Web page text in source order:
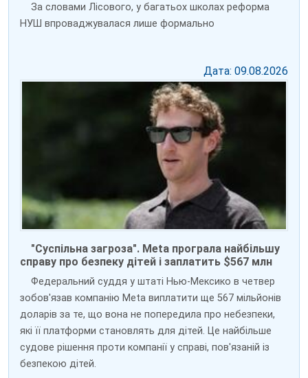
За словами Лісового, у багатьох школах реформа
НУШ впроваджувалася лише формально
Дата: 09.08.2026
"Суспільна загроза". Meta програла найбільшу
справу про безпеку дітей і заплатить $567 млн
Федеральний суддя у штаті Нью-Мексико в четвер
зобов'язав компанію Meta виплатити ще 567 мільйонів
доларів за те, що вона не попередила про небезпеки,
які її платформи становлять для дітей. Це найбільше
судове рішення проти компанії у справі, пов'язаній із
безпекою дітей.